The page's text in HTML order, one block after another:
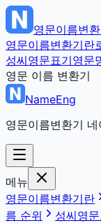
영문이름변
영문이름변환기란
성씨영문표기영문
영문 이름 변환기
NameEng
영문이름변환기
메뉴
영문이름변환기란
름 순위
성씨영